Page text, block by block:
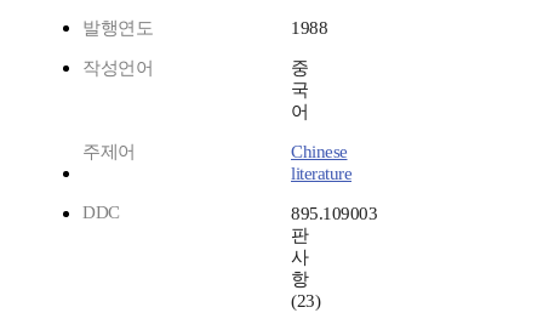
발행연도 1988
작성언어
중
국
어
주제어
Chinese
literature
DDC
895.109003
판
사
항
(23)